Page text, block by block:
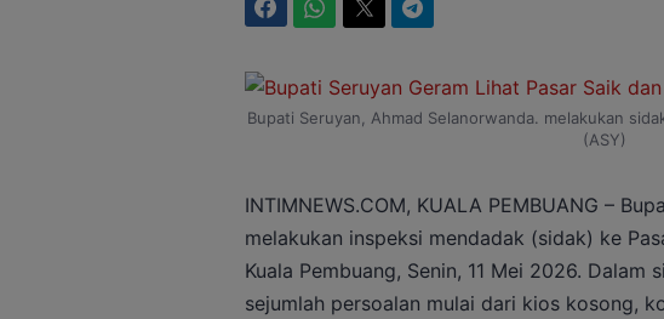
Bupati Seruyan, Ahmad Selanorwanda. melakukan
(ASY)
INTIMNEWS.COM, KUALA PEMBUANG –
melakukan inspeksi mendadak (sidak) ke
Kuala Pembuang, Senin, 11 Mei 2026. Dalam
sejumlah persoalan mulai dari kios kosong,